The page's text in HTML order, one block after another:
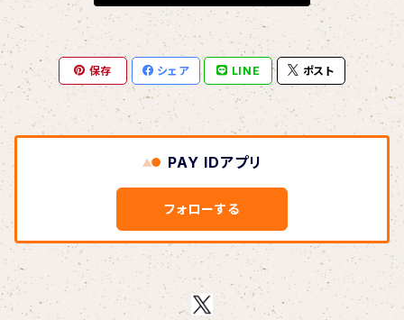
Blondy
BOAR HUNTER
bud&harbor
Bulbs Of Passion
B玉
Calme Adiction
保存 シェア LINE ポスト
PAY IDアプリ
フォローする